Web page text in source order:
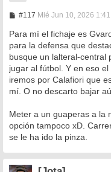
#117M
n
a
j
e
Mié Jun 10, 2026
Para mí el fichaje es
para la defensa que
busque un lalteral-central
jugar al fútbol. Y en eso
iremos por Calafiori que
mí. O no descarto bajar
Meter a un guaperas a la
opción tampoco xD.
se le ha ido la pinza.